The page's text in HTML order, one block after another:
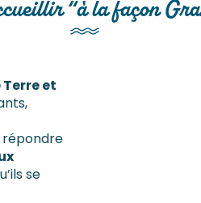
“à la façon
et
répondre
se